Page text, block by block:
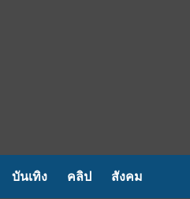
บันเทิง คลิป สังคม